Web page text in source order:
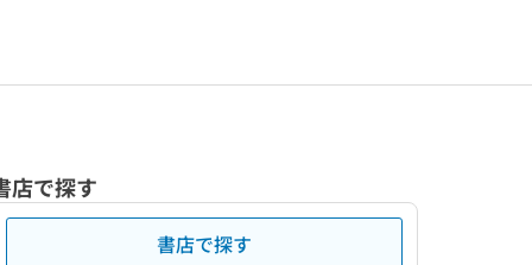
店で探す
書店で探す